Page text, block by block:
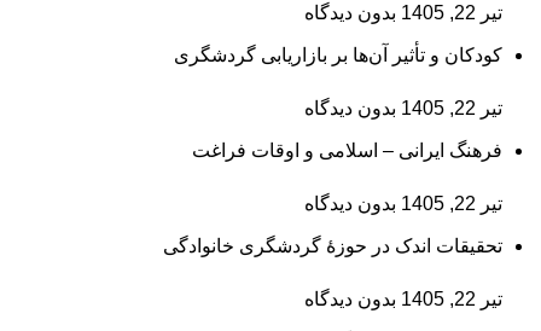
تیر 22, 1405 بدون دیدگاه
کودکان و تأثیر آن‌ها بر بازاریابی گردشگری
تیر 22, 1405 بدون دیدگاه
فرهنگ ایرانی – اسلامی و اوقات فراغت
تیر 22, 1405 بدون دیدگاه
تحقیقات اندک در حوزۀ گردشگری خانوادگی
تیر 22, 1405 بدون دیدگاه